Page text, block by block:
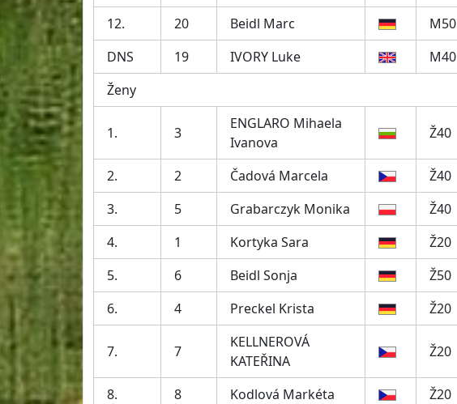
12. 20 Beidl Marc M50
DNS
19 IVORY Luke M40
Ženy
1. 3
ENGLARO Mihaela
Ivanova
Ž40
2. 2 Čadová Marcela Ž40
3.
5 Grabarczyk Monika Ž40
4.
1 Kortyka Sara Ž20
5.
6 Beidl Sonja Ž50
6.
4 Preckel Krista Ž20
7. 7
KELLNEROVÁ
KATEŘINA
Ž20
8. 8 Kodlová Markéta Ž20